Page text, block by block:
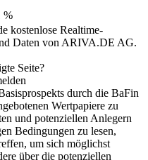
%
kostenlose Realtime-
Daten von ARIVA.DE AG.
Seite?
durch die BaFin
Wertpapiere zu
und potenziellen Anlegern
Bedingungen zu lesen,
um sich möglichst
über die potenziellen